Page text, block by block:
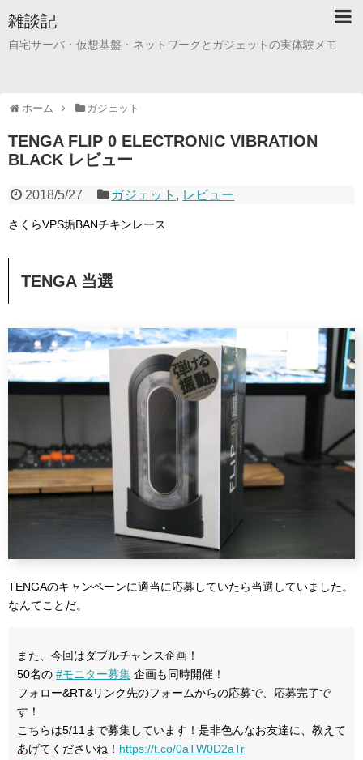
雑談記
自宅サーバ・仮想基盤・ネットワークとガジェットの実体験メモ
ホーム ガジェット
TENGA FLIP 0 ELECTRONIC VIBRATION
BLACK レビュー
2018/5/27 ガジェット , レビュー
さくらVPS垢BANチキンレース
TENGA 当選
TENGAのキャンペーンに適当に応募していたら当選していました。
なんてことだ。
また、今回はダブルチャンス企画！
50名の #モニター募集 企画も同時開催！
フォロー&RT&リンク先のフォームからの応募で、応募完了で
す！
こちらは5/11まで募集しています！是非色んなお友達に、教えて
あげてくださいね！ https://t.co/0aTW0D2aTr